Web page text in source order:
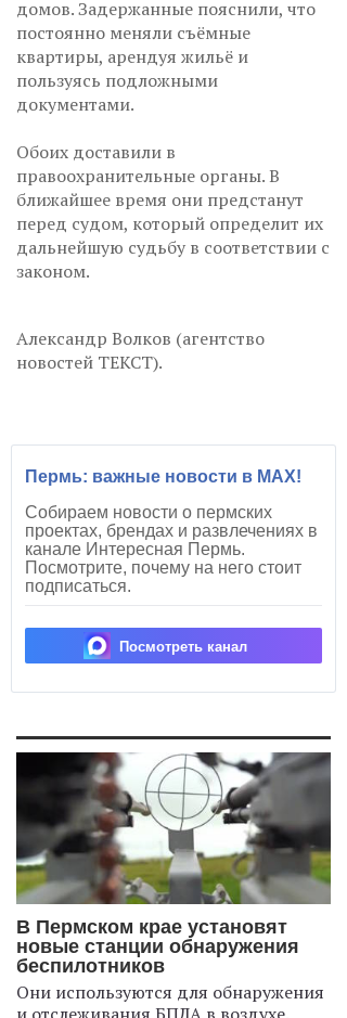
домов. Задержанные пояснили, что
постоянно меняли съёмные
квартиры, арендуя жильё и
пользуясь подложными
документами.
Обоих доставили в
правоохранительные органы. В
ближайшее время они предстанут
перед судом, который определит их
дальнейшую судьбу в соответствии с
законом.
Александр Волков (агентство
новостей ТЕКСТ).
Пермь: важные новости в MAX!
Собираем новости о пермских
проектах, брендах и развлечениях в
канале Интересная Пермь.
Посмотрите, почему на него стоит
подписаться.
Посмотреть канал
В Пермском крае установят
новые станции обнаружения
беспилотников
Они используются для обнаружения